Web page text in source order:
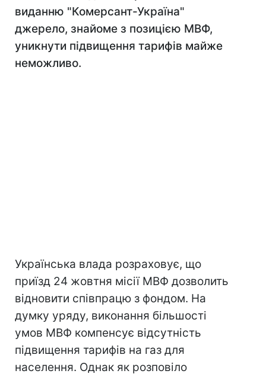
виданню "Комерсант-Україна"
джерело, знайоме з позицією МВФ,
уникнути підвищення тарифів майже
неможливо.
Українська влада розраховує, що
приїзд 24 жовтня місії МВФ дозволить
відновити співпрацю з фондом. На
думку уряду, виконання більшості
умов МВФ компенсує відсутність
підвищення тарифів на газ для
населення. Однак як розповіло